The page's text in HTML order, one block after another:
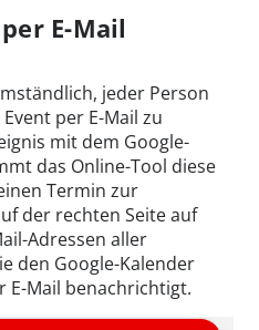
E-Mail
jeder Person
per E-Mail zu
mit dem Google-
das Online-Tool diese
Termin zur
der rechten Seite auf
Adressen aller
den Google-Kalender
E-Mail benachrichtigt.